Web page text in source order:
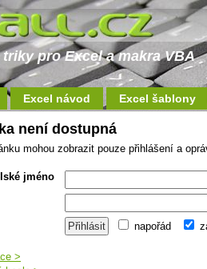
triky pro Excel a makra VBA
Excel návod Excel šablony
není dostupná
mohou zobrazit pouze přihlášení a
jméno
napořád
>